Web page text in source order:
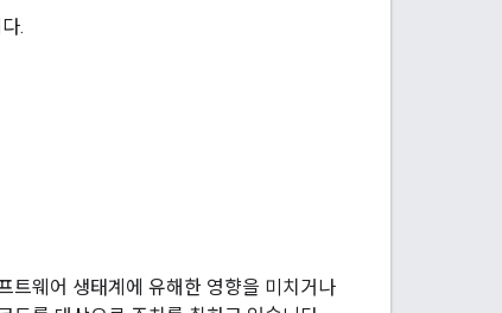
.
트웨어 생태계에 유해한 영향을 미치거나